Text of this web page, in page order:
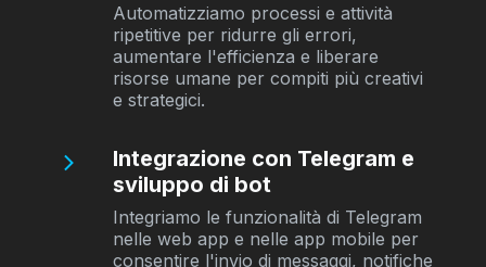
Automatizziamo processi e attività
ripetitive per ridurre gli errori,
aumentare l'efficienza e liberare
risorse umane per compiti più creativi
e strategici.
Integrazione con Telegram e
sviluppo di bot
Integriamo le funzionalità di Telegram
nelle web app e nelle app mobile per
consentire l'invio di messaggi, notifiche